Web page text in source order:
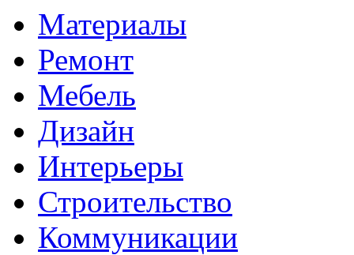
Материалы
Ремонт
Мебель
Дизайн
Интерьеры
Строительство
Коммуникации